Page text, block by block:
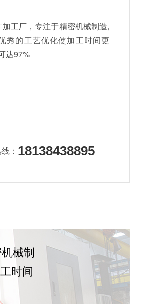
工厂，专注于精密机械制造,
秀的工艺优化使加工时间更
达97%
： 18138438895
械制
时间